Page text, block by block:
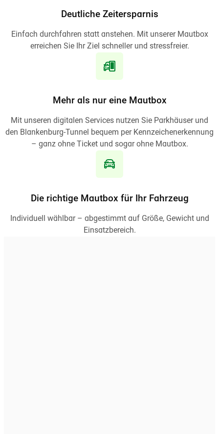
Deutliche Zeitersparnis
Einfach durchfahren statt anstehen. Mit unserer Mautbox
erreichen Sie Ihr Ziel schneller und stressfreier.
Mehr als nur eine Mautbox
Mit unseren digitalen Services nutzen Sie Parkhäuser und
den Blankenburg-Tunnel bequem per Kennzeichenerkennung
– ganz ohne Ticket und sogar ohne Mautbox.
Die richtige Mautbox für Ihr Fahrzeug
Individuell wählbar – abgestimmt auf Größe, Gewicht und
Einsatzbereich.